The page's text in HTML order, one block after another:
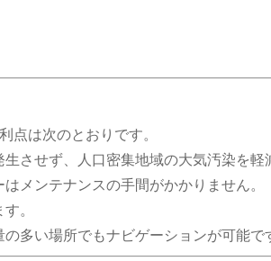
点は次のとおりです。
させず、人口密集地域の大気汚染を軽
メンテナンスの手間がかかりません。
。
多い場所でもナビゲーションが可能で